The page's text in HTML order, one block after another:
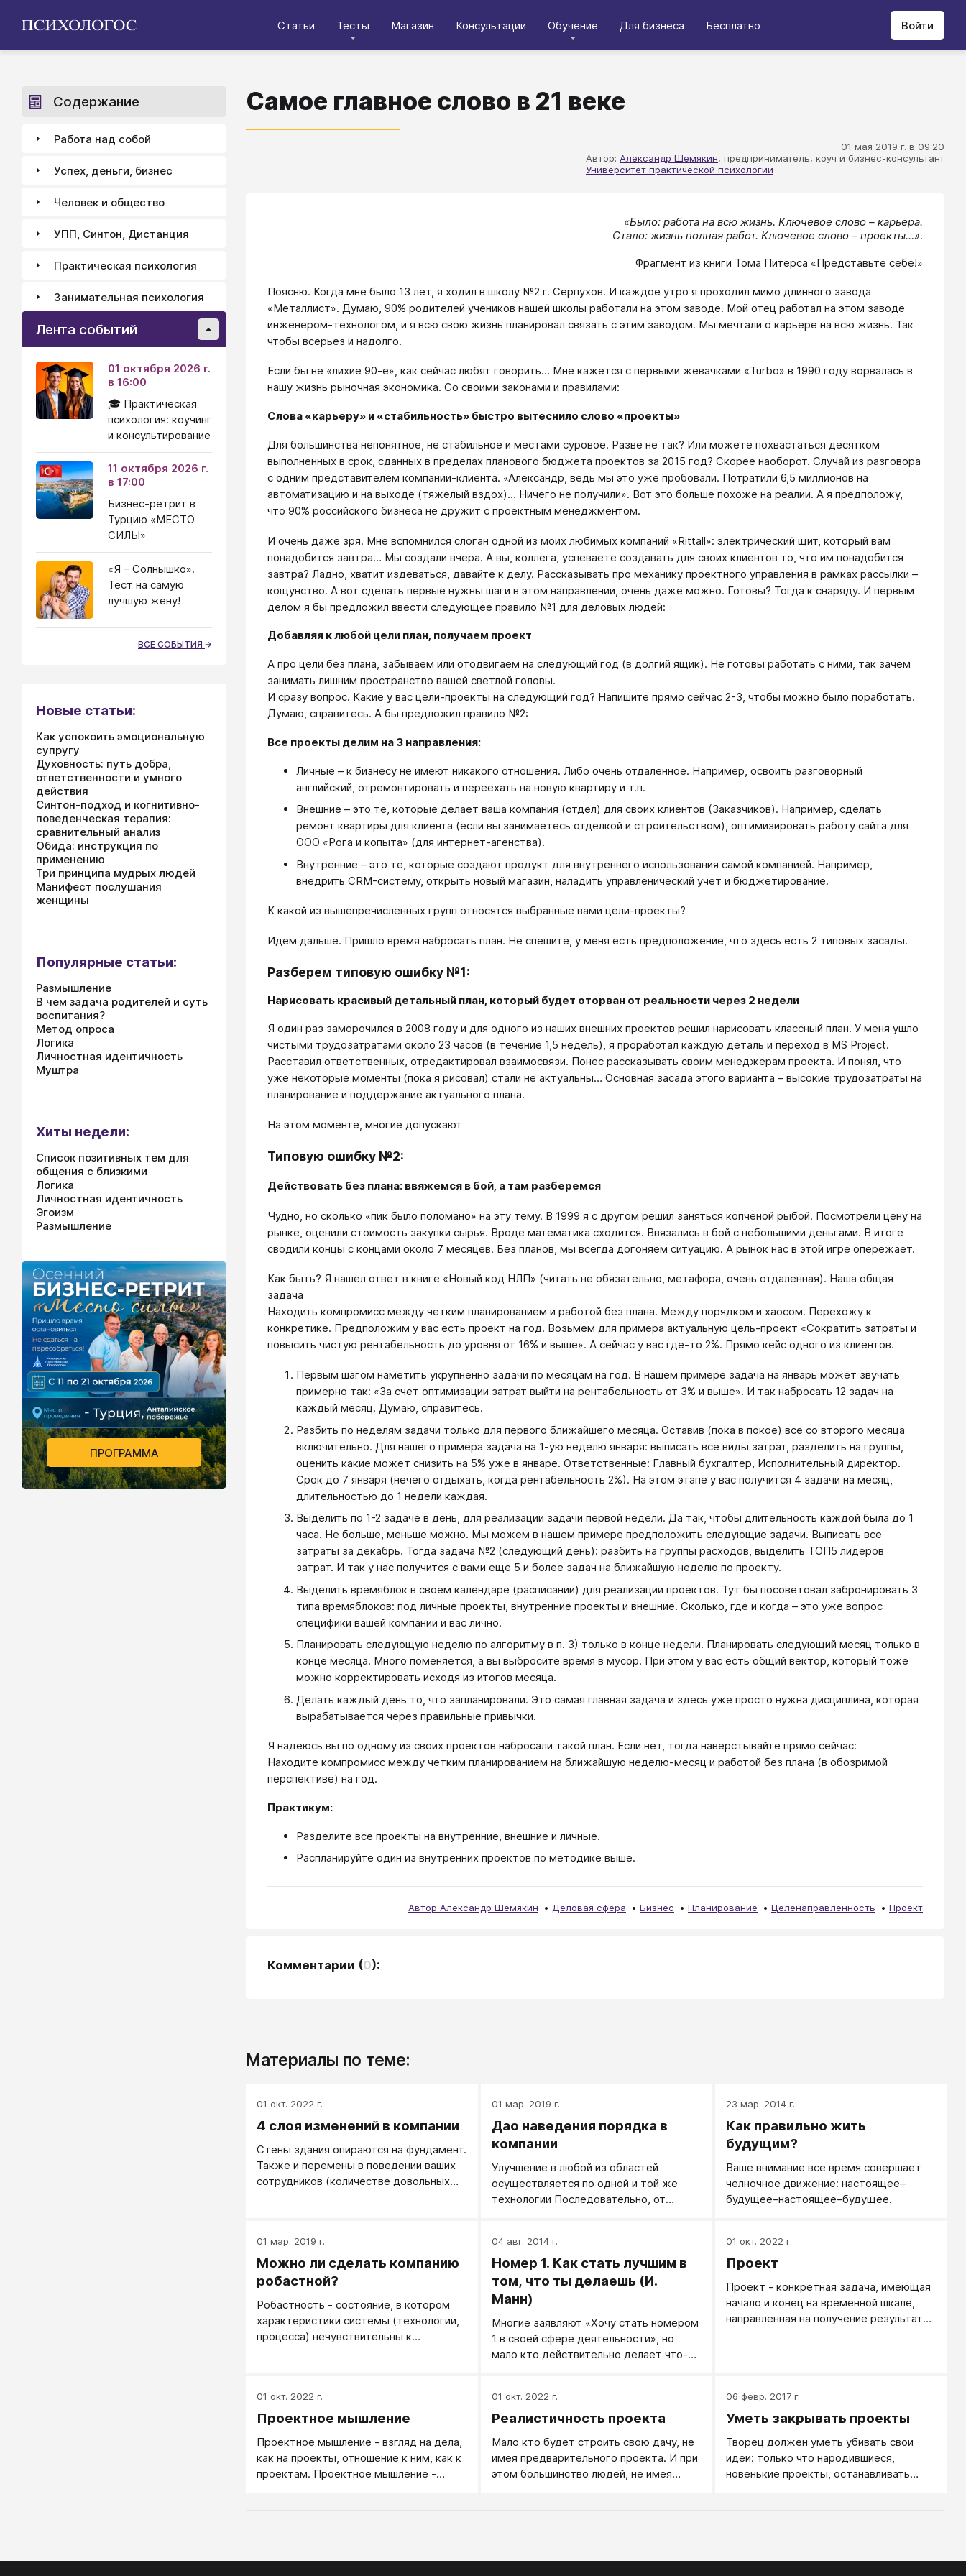
Статьи Тесты Магазин Консультации Обучение Для бизнеса Бесплатно Войти
Самое главное слово в 21 веке
01 мая 2019 г. в 09:20
Автор: Александр Шемякин​, предприниматель, коуч и бизнес-консультант
Университет практической психологии
«Было: работа на всю жизнь. Ключевое слово – карьера.
Стало: жизнь полная работ. Ключевое слово – проекты…».
Фрагмент из книги Тома Питерса «Представьте себе!»
Поясню. Когда мне было 13 лет, я ходил в школу №2 г. Серпухов. И каждое утро я проходил мимо длинного завода
«Металлист». Думаю, 90% родителей учеников нашей школы работали на этом заводе. Мой отец работал на этом заводе
инженером-технологом, и я всю свою жизнь планировал связать с этим заводом. Мы мечтали о карьере на всю жизнь. Так
чтобы всерьез и надолго.
Если бы не «лихие 90-е», как сейчас любят говорить… Мне кажется с первыми жевачками «Turbo» в 1990 году ворвалась в
нашу жизнь рыночная экономика. Со своими законами и правилами:
Слова «карьеру» и «стабильность» быстро вытеснило слово «проекты»
Для большинства непонятное, не стабильное и местами суровое. Разве не так? Или можете похвастаться десятком
выполненных в срок, сданных в пределах планового бюджета проектов за 2015 год? Скорее наоборот. Случай из разговора
с одним представителем компании-клиента. «Александр, ведь мы это уже пробовали. Потратили 6,5 миллионов на
автоматизацию и на выходе (тяжелый вздох)… Ничего не получили». Вот это больше похоже на реалии. А я предположу,
что 90% российского бизнеса не дружит с проектным менеджментом.
И очень даже зря. Мне вспомнился слоган одной из моих любимых компаний «Rittall»: электрический щит, который вам
понадобится завтра… Мы создали вчера. А вы, коллега, успеваете создавать для своих клиентов то, что им понадобится
завтра? Ладно, хватит издеваться, давайте к делу. Рассказывать про механику проектного управления в рамках рассылки –
кощунство. А вот сделать первые нужны шаги в этом направлении, очень даже можно. Готовы? Тогда к снаряду. И первым
делом я бы предложил ввести следующее правило №1 для деловых людей:
Добавляя к любой цели план, получаем проект
А про цели без плана, забываем или отодвигаем на следующий год (в долгий ящик). Не готовы работать с ними, так зачем
занимать лишним пространство вашей светлой головы.
И сразу вопрос. Какие у вас цели-проекты на следующий год? Напишите прямо сейчас 2-3, чтобы можно было поработать.
Думаю, справитесь. А бы предложил правило №2:
Все проекты делим на 3 направления:
Личные – к бизнесу не имеют никакого отношения. Либо очень отдаленное. Например, освоить разговорный
английский, отремонтировать и переехать на новую квартиру и т.п.
Внешние – это те, которые делает ваша компания (отдел) для своих клиентов (Заказчиков). Например, сделать
ремонт квартиры для клиента (если вы занимаетесь отделкой и строительством), оптимизировать работу сайта для
ООО «Рога и копыта» (для интернет-агенства).
Внутренние – это те, которые создают продукт для внутреннего использования самой компанией. Например,
внедрить CRM-систему, открыть новый магазин, наладить управленический учет и бюджетирование.
К какой из вышепречисленных групп относятся выбранные вами цели-проекты?
Идем дальше. Пришло время набросать план. Не спешите, у меня есть предположение, что здесь есть 2 типовых засады.
Разберем типовую ошибку №1:
Нарисовать красивый детальный план, который будет оторван от реальности через 2 недели
Я один раз заморочился в 2008 году и для одного из наших внешних проектов решил нарисовать классный план. У меня ушло
чистыми трудозатратами около 23 часов (в течение 1,5 недель), я проработал каждую деталь и переход в MS Project.
Расставил ответственных, отредактировал взаимосвязи. Понес рассказывать своим менеджерам проекта. И понял, что
уже некоторые моменты (пока я рисовал) стали не актуальны… Основная засада этого варианта – высокие трудозатраты на
планирование и поддержание актуального плана.
На этом моменте, многие допускают
Типовую ошибку №2:
Действовать без плана: ввяжемся в бой, а там разберемся
Чудно, но сколько «пик было поломано» на эту тему. В 1999 я с другом решил заняться копченой рыбой. Посмотрели цену на
рынке, оценили стоимость закупки сырья. Вроде математика сходится. Ввязались в бой с небольшими деньгами. В итоге
сводили концы с концами около 7 месяцев. Без планов, мы всегда догоняем ситуацию. А рынок нас в этой игре опережает.
Как быть? Я нашел ответ в книге «Новый код НЛП» (читать не обязательно, метафора, очень отдаленная). Наша общая
задача
Находить компромисс между четким планированием и работой без плана. Между порядком и хаосом. Перехожу к
конкретике. Предположим у вас есть проект на год. Возьмем для примера актуальную цель-проект «Сократить затраты и
повысить чистую рентабельность до уровня от 16% и выше». А сейчас у вас где-то 2%. Прямо кейс одного из клиентов.
Первым шагом наметить укрупненно задачи по месяцам на год. В нашем примере задача на январь может звучать
примерно так: «За счет оптимизации затрат выйти на рентабельность от 3% и выше». И так набросать 12 задач на
каждый месяц. Думаю, справитесь.
Разбить по неделям задачи только для первого ближайшего месяца. Оставив (пока в покое) все со второго месяца
включительно. Для нашего примера задача на 1-ую неделю января: выписать все виды затрат, разделить на группы,
оценить какие может снизить на 5% уже в январе. Ответственные: Главный бухгалтер, Исполнительный директор.
Срок до 7 января (нечего отдыхать, когда рентабельность 2%). На этом этапе у вас получится 4 задачи на месяц,
длительностью до 1 недели каждая.
Выделить по 1-2 задаче в день, для реализации задачи первой недели. Да так, чтобы длительность каждой была до 1
часа. Не больше, меньше можно. Мы можем в нашем примере предположить следующие задачи. Выписать все
затраты за декабрь. Тогда задача №2 (следующий день): разбить на группы расходов, выделить ТОП5 лидеров
затрат. И так у нас получится с вами еще 5 и более задач на ближайшую неделю по проекту.
Выделить времяблок в своем календаре (расписании) для реализации проектов. Тут бы посоветовал забронировать 3
типа времяблоков: под личные проекты, внутренние проекты и внешние. Сколько, где и когда – это уже вопрос
специфики вашей компании и вас лично.
Планировать следующую неделю по алгоритму в п. 3) только в конце недели. Планировать следующий месяц только в
конце месяца. Много поменяется, а вы выбросите время в мусор. При этом у вас есть общий вектор, который тоже
можно корректировать исходя из итогов месяца.
Делать каждый день то, что запланировали. Это самая главная задача и здесь уже просто нужна дисциплина, которая
вырабатывается через правильные привычки.
Я надеюсь вы по одному из своих проектов набросали такой план. Если нет, тогда наверстывайте прямо сейчас:
Находите компромисс между четким планированием на ближайшую неделю-месяц и работой без плана (в обозримой
перспективе) на год.
Практикум:
Разделите все проекты на внутренние, внешние и личные.
Распланируйте один из внутренних проектов по методике выше.​​​​​​​
Автор Александр Шемякин Деловая сфера Бизнес Планирование Целенаправленность Проект
Комментарии (0):
Материалы по теме:
01 окт. 2022 г.
4 слоя изменений в компании
Стены здания опираются на фундамент.
Также и перемены в поведении ваших
сотрудников (количестве довольных
Разберем пример.
01 мар. 2019 г.
Дао наведения порядка в
компании
Улучшение в любой из областей
осуществляется по одной и той же
технологии Последовательно, от
23 мар. 2014 г.
Как правильно жить
будущим?
Ваше внимание все время совершает
челночное движение: настоящее–
будущее–настоящее–будущее.
01 мар. 2019 г.
Можно ли сделать компанию
робастной?
Робастность - состояние, в котором
характеристики системы (технологии,
процесса) нечувствительны к
04 авг. 2014 г.
Номер 1. Как стать лучшим в
том, что ты делаешь (И.
Манн)
Многие заявляют «Хочу стать номером
1 в своей сфере деятельности», но
мало кто действительно делает что-то
01 окт. 2022 г.
Проект
Проект - конкретная задача, имеющая
начало и конец на временной шкале,
направленная на получение результата.
01 окт. 2022 г.
Проектное мышление
Проектное мышление - взгляд на дела,
как на проекты, отношение к ним, как к
проектам. Проектное мышление -
01 окт. 2022 г.
Реалистичность проекта
Мало кто будет строить свою дачу, не
имея предварительного проекта. И при
этом большинство людей, не имея
06 февр. 2017 г.
Уметь закрывать проекты
Творец должен уметь убивать свои
идеи: только что народившиеся,
новенькие проекты, останавливать
Содержание
Работа над собой
Успех, деньги, бизнес
Человек и общество
УПП, Синтон, Дистанция
Практическая психология
Занимательная психология
Лента событий
01 октября 2026 г.
в 16:00
🎓 Практическая
психология: коучинг
и консультирование
11 октября 2026 г.
в 17:00
Бизнес-ретрит в
Турцию «МЕСТО
СИЛЫ»
«Я – Солнышко».
Тест на самую
лучшую жену!
ВСЕ СОБЫТИЯ
Новые статьи:
Как успокоить эмоциональную
супругу
Духовность: путь добра,
ответственности и умного
действия
Синтон-подход и когнитивно-
поведенческая терапия:
сравнительный анализ
Обида: инструкция по
применению
Три принципа мудрых людей
Манифест послушания
женщины
Популярные статьи:
Размышление
В чем задача родителей и суть
воспитания?
Метод опроса
Логика
Личностная идентичность
Муштра
Хиты недели:
Список позитивных тем для
общения с близкими
Логика
Личностная идентичность
Эгоизм
Размышление
ПРОГРАММА